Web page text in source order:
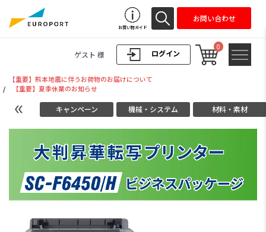
ログイン
ゲスト 様
0
お買い物ガイド
お問い合わせ
【重要】熊本地震に伴うお荷物のお届けについて
/
【重要】夏季休業のお知らせ
キャンペーン 機械・システム 材料・素材